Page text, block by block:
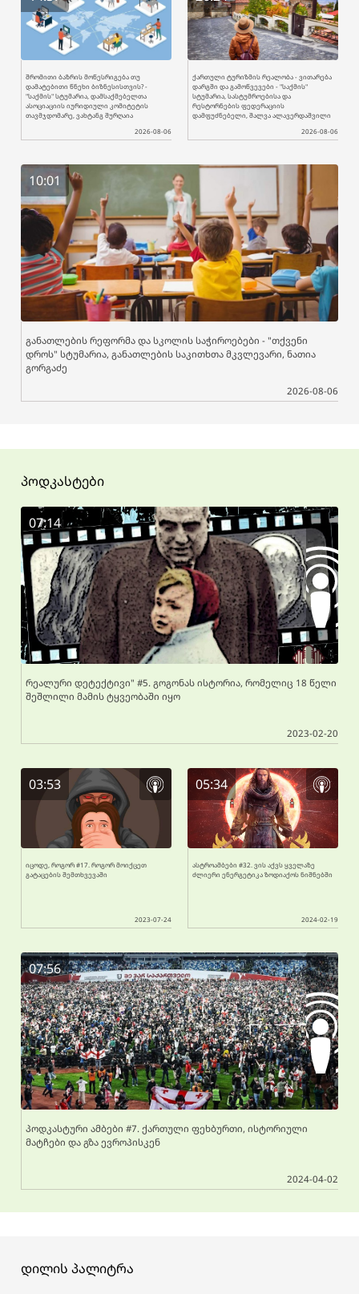
შრომითი ბაზრის მოწესრიგება თუ
დამატებითი წნეხი ბიზნესისთვის? -
"საქმის" სტუმარია, დამსაქმებელთა
ასოციაციის იურიდიული კომიტეტის
თავმჯდომარე, ვახტანგ შურღაია
2026-08-06
ქართული ტურიზმის რეალობა - ვითარება
დარგში და გამოწვევები - "საქმის"
სტუმარია, სასტუმროებისა და
რესტორნების ფედერაციის
დამფუძნებელი, შალვა ალავერდაშვილი
2026-08-06
10:01
განათლების რეფორმა და სკოლის საჭიროებები - "თქვენი
დროს" სტუმარია, განათლების საკითხთა მკვლევარი, ნათია
გორგაძე
2026-08-06
პოდკასტები
07:14
რეალური დეტექტივი" #5. გოგონას ისტორია, რომელიც 18 წელი
შეშლილი მამის ტყვეობაში იყო
2023-02-20
03:53
იცოდე, როგორ #17. როგორ მოიქცეთ
გატაცების შემთხვევაში
2023-07-24
05:34
ასტროამბები #32. ვის აქვს ყველაზე
ძლიერი ენერგეტიკა ზოდიაქოს ნიშნებში
2024-02-19
07:56
პოდკასტური ამბები #7. ქართული ფეხბურთი, ისტორიული
მატჩები და გზა ევროპისკენ
2024-04-02
დილის პალიტრა